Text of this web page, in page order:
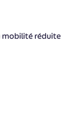
mobilité réduite